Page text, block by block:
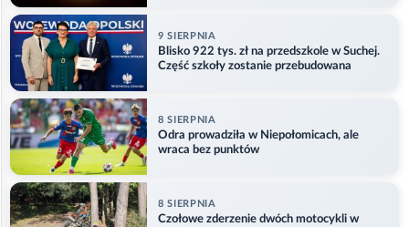
9 SIERPNIA
Blisko 922 tys. zł na przedszkole w Suchej.
Część szkoły zostanie przebudowana
8 SIERPNIA
Odra prowadziła w Niepołomicach, ale
wraca bez punktów
8 SIERPNIA
Czołowe zderzenie dwóch motocykli w